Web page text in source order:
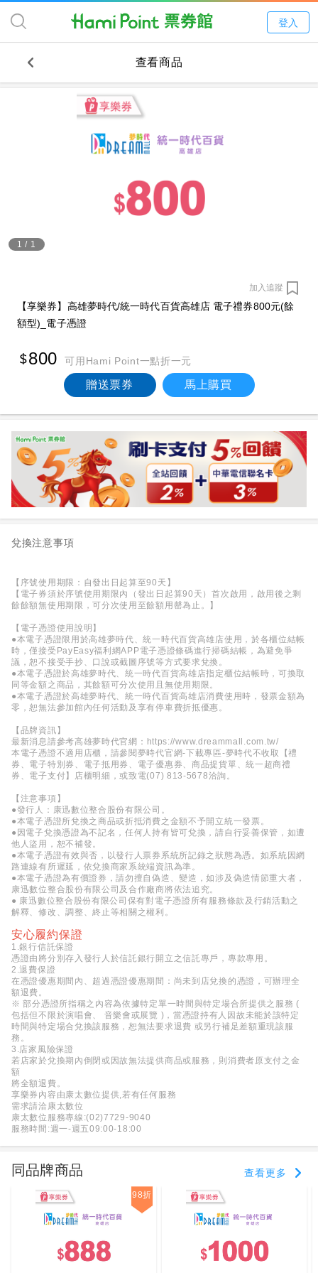
登入
查看商品
1 / 1
加入追蹤
【享樂券】高雄夢時代/統一時代百貨高雄店 電子禮券800元(餘
額型)_電子憑證
800 可用Hami Point一點折一元
贈送票券 馬上購買
兌換注意事項
【序號使用期限：自發出日起算至90天】
【電子券須於序號使用期限內（發出日起算90天）首次啟用，啟用後之剩
餘餘額無使用期限，可分次使用至餘額用罄為止。】
【電子憑證使用說明】
●本電子憑證限用於高雄夢時代、統一時代百貨高雄店使用，於各櫃位結帳
時，僅接受PayEasy福利網APP電子憑證條碼進行掃碼結帳，為避免爭
議，恕不接受手抄、口說或截圖序號等方式要求兌換。
●本電子憑證於高雄夢時代、統一時代百貨高雄店指定櫃位結帳時，可換取
同等金額之商品，其餘額可分次使用且無使用期限。
●本電子憑證於高雄夢時代、統一時代百貨高雄店消費使用時，發票金額為
零，恕無法參加館內任何活動及享有停車費折抵優惠。
【品牌資訊】
最新消息請參考高雄夢時代官網： https://www.dreammall.com.tw/
本電子憑證不適用店櫃，請參閱夢時代官網-下載專區-夢時代不收取【禮
券、電子特別券、電子抵用券、電子優惠券、商品提貨單、統一超商禮
券、電子支付】店櫃明細，或致電(07) 813-5678洽詢。
【注意事項】
●發行人：康迅數位整合股份有限公司。
●本電子憑證所兌換之商品或折抵消費之金額不予開立統一發票。
●因電子兌換憑證為不記名，任何人持有皆可兌換，請自行妥善保管，如遭
他人盜用，恕不補發。
●本電子憑證有效與否，以發行人票券系統所記錄之狀態為憑。如系統因網
路連線有所遲延，依兌換商家系統端資訊為準。
●本電子憑證為有價證券，請勿擅自偽造、變造，如涉及偽造情節重大者，
康迅數位整合股份有限公司及合作廠商將依法追究。
● 康迅數位整合股份有限公司保有對電子憑證所有服務條款及行銷活動之
解釋、修改、調整、終止等相關之權利。
安心履約保證
1.銀行信託保證
憑證由將分別存入發行人於信託銀行開立之信託專戶，專款專用。
2.退費保證
在憑證優惠期間內、超過憑證優惠期間：尚未到店兌換的憑證，可辦理全
額退費。
※ 部分憑證所指稱之內容為依據特定單一時間與特定場合所提供之服務 (
包括但不限於演唱會、 音樂會或展覽 )，當憑證持有人因故未能於該特定
時間與特定場合兌換該服務，恕無法要求退費 或另行補足差額重現該服
務。
3.店家風險保證
若店家於兌換期內倒閉或因故無法提供商品或服務，則消費者原支付之金
額
將全額退費。
享樂券內容由康太數位提供,若有任何服務
需求請洽康太數位
康太數位服務專線:(02)7729-9040
服務時間:週一-週五09:00-18:00
同品牌商品 查看更多
98折